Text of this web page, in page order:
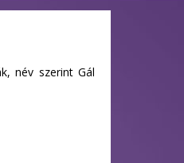
név szerint Gál